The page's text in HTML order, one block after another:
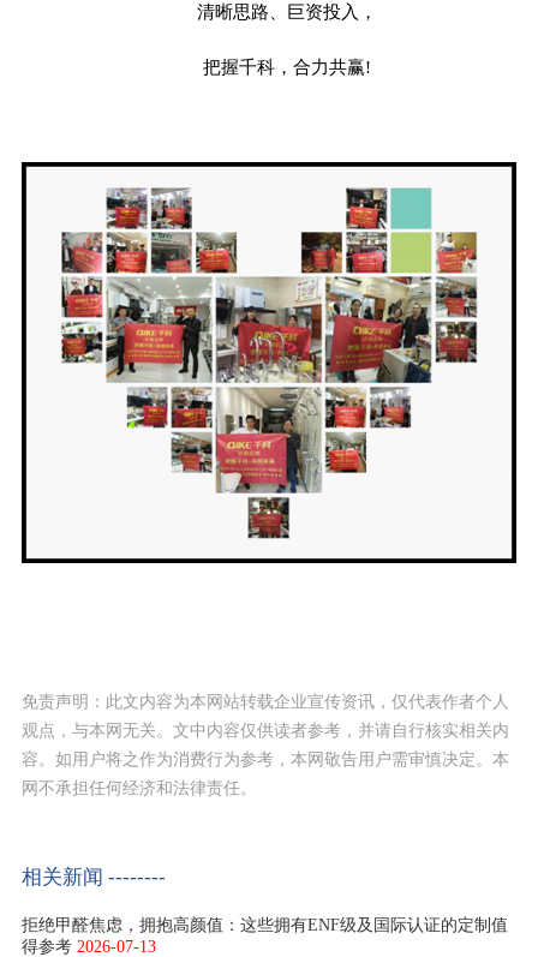
清晰思路、巨资投入，
把握千科，合力共赢!
免责声明：此文内容为本网站转载企业宣传资讯，仅代表作者个人
观点，与本网无关。文中内容仅供读者参考，并请自行核实相关内
容。如用户将之作为消费行为参考，本网敬告用户需审慎决定。本
网不承担任何经济和法律责任。
相关新闻 --------
拒绝甲醛焦虑，拥抱高颜值：这些拥有ENF级及国际认证的定制值
得参考 2026-07-13